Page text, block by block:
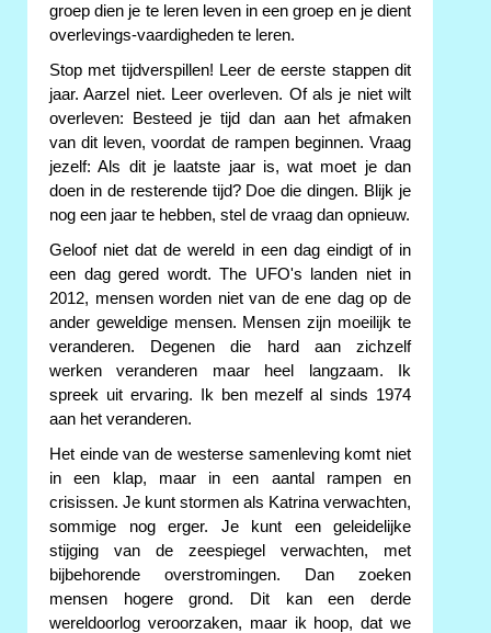
groep dien je te leren leven in een groep en je dient
overlevings-vaardigheden te leren.
Stop met tijdverspillen! Leer de eerste stappen dit
jaar. Aarzel niet. Leer overleven. Of als je niet wilt
overleven: Besteed je tijd dan aan het afmaken
van dit leven, voordat de rampen beginnen. Vraag
jezelf: Als dit je laatste jaar is, wat moet je dan
doen in de resterende tijd? Doe die dingen. Blijk je
nog een jaar te hebben, stel de vraag dan opnieuw.
Geloof niet dat de wereld in een dag eindigt of in
een dag gered wordt. The UFO's landen niet in
2012, mensen worden niet van de ene dag op de
ander geweldige mensen. Mensen zijn moeilijk te
veranderen. Degenen die hard aan zichzelf
werken veranderen maar heel langzaam. Ik
spreek uit ervaring. Ik ben mezelf al sinds 1974
aan het veranderen.
Het einde van de westerse samenleving komt niet
in een klap, maar in een aantal rampen en
crisissen. Je kunt stormen als Katrina verwachten,
sommige nog erger. Je kunt een geleidelijke
stijging van de zeespiegel verwachten, met
bijbehorende overstromingen. Dan zoeken
mensen hogere grond. Dit kan een derde
wereldoorlog veroorzaken, maar ik hoop, dat we